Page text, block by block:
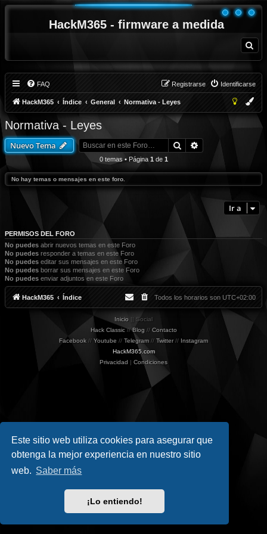
Este sitio web utiliza cookies para asegurar que
obtenga la mejor experiencia en nuestro sitio
web. Saber más
¡Lo entiendo!
HackM365 - firmware a medida
u
FAQ Identificarse
Registrarse
HackM365 Índice General Normativa - Leyes
Normativa - Leyes
Nuevo Tema Buscar
0 temas • Página 1 de 1
No hay temas o mensajes en este foro.
Ir a
PERMISOS DEL FORO
No puedes abrir nuevos temas en este Foro
No puedes responder a temas en este Foro
No puedes editar sus mensajes en este Foro
No puedes borrar sus mensajes en este Foro
No puedes enviar adjuntos en este Foro
HackM365 Índice Todos los horarios son UTC+02:00
Inicio || Social
Hack Classic//Blog // Contacto
Facebook // Youtube // Telegram // Twitter// Instagram
HackM365.com
Privacidad | Condiciones